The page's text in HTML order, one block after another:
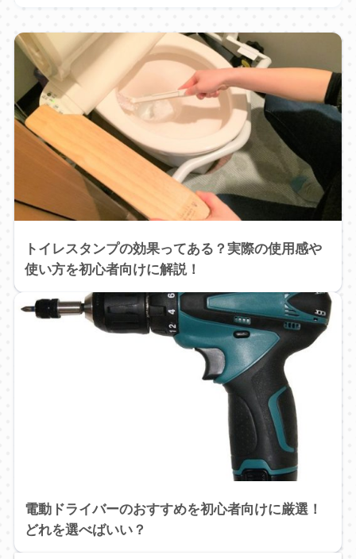
トイレスタンプの効果ってある？実際の使用感や
使い方を初心者向けに解説！
電動ドライバーのおすすめを初心者向けに厳選！
どれを選べばいい？